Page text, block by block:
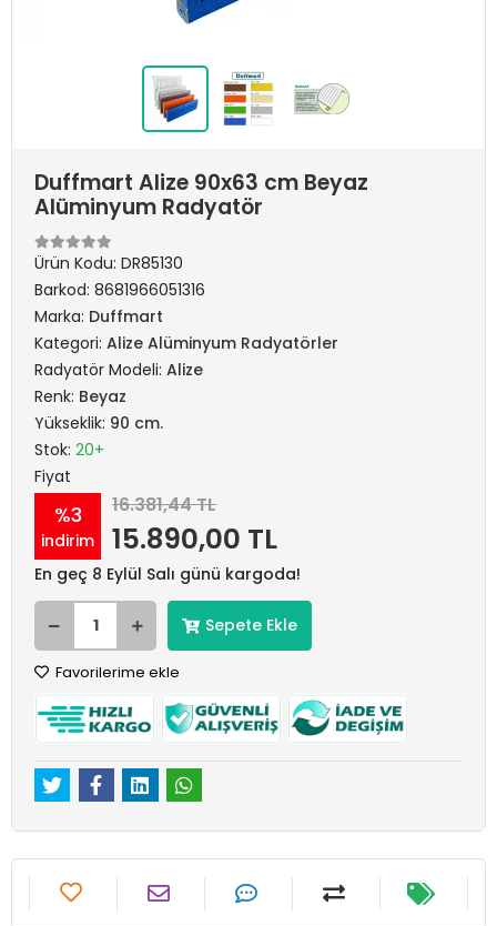
Duffmart Alize 90x63 cm Beyaz
Alüminyum Radyatör
Ürün Kodu: DR85130
Barkod: 8681966051316
Marka: Duffmart
Kategori: Alize Alüminyum Radyatörler
Radyatör Modeli: Alize
Renk: Beyaz
Yükseklik: 90 cm.
Stok: 20+
Fiyat
%3
indirim
16.381,44 TL
15.890,00 TL
En geç 8 Eylül Salı günü kargoda!
Sepete Ekle
Favorilerime ekle